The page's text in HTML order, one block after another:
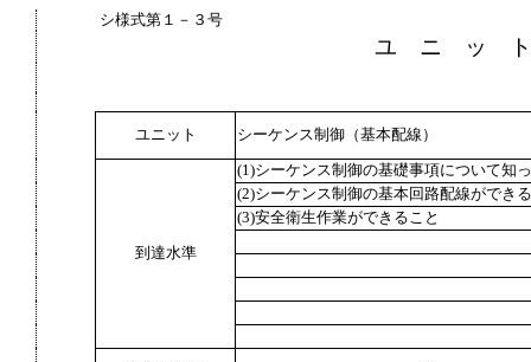
シ様式第１－３号
ユ ニ ッ
ユニット シーケンス制御（基本配線）
到達水準
(1)シーケンス制御の基礎事項について知
(2)シーケンス制御の基本回路配線ができ
(3)安全衛生作業ができること